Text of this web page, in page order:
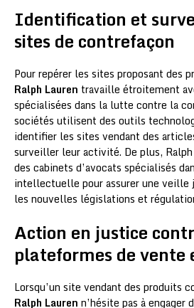
Identification et
sites de contrefaçon
Pour repérer les sites proposant des
Ralph Lauren travaille étroitement
spécialisées dans la lutte contre la
sociétés utilisent des outils
identifier les sites vendant des
surveiller leur activité. De plus,
des cabinets d’avocats spécialisés
intellectuelle pour assurer une veille
les nouvelles législations et
Action en justice
plateformes de vente
Lorsqu’un site vendant des produits
Ralph Lauren n’hésite pas à engager